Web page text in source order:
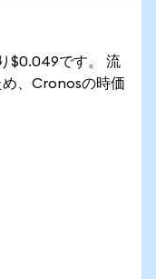
$0.049です。 流
、Cronosの時価